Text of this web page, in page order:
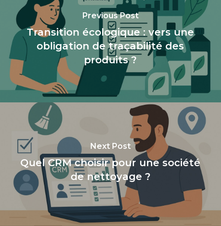
Previous Post
Transition écologique : vers une
obligation de traçabilité des
produits ?
Next Post
Quel CRM choisir pour une société
de nettoyage ?